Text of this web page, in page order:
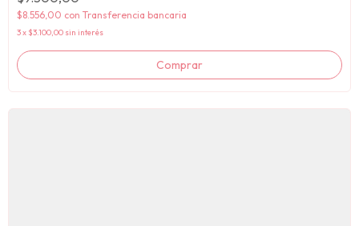
$8.556,00 con Transferencia bancaria
3x $3.100,00 sin interés